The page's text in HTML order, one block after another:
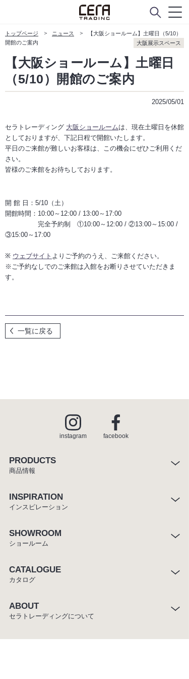
トップページ ニュース
【大阪ショールーム】土曜日（5/10）
開館のご案内
大阪展示スペース
【大阪ショールーム】土曜日
（5/10）開館のご案内
2025/05/01
セラトレーディング 大阪ショールームは、現在土曜日を休館
としておりますが、下記日程で開館いたします。
平日のご来館が難しいお客様は、この機会にぜひご利用くだ
さい。
皆様のご来館をお待ちしております。
開 館 日：5/10（土）
開館時間：10:00～12:00 / 13:00～17:00
完全予約制 ①10:00～12:00 / ②13:00～15:00 /
③15:00～17:00
※ ウェブサイト よりご予約のうえ、ご来館ください。
※ご予約なしでのご来館は入館をお断りさせていただきま
す。
一覧に戻る
instagram facebook
PRODUCTS
商品情報
INSPIRATION
インスピレーション
SHOWROOM
ショールーム
CATALOGUE
カタログ
ABOUT
セラトレーディングについて
CUSTOMER SERVICE
Company Policy
ニュース
お客様窓口
よくあるご質問
お問い合わせ
メンテナンスパーツショップ
for SUPPLIERS
instagram